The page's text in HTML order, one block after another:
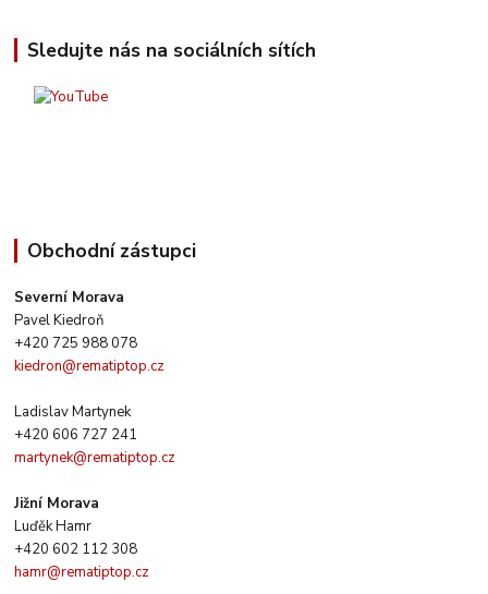
Sledujte nás na sociálních sítích
Obchodní zástupci
Severní Morava
Pavel Kiedroň
+420 725 988 078
kiedron@rematiptop.cz
Ladislav Martynek
+420 606 727 241
martynek@rematiptop.cz
Jižní Morava
Luďěk Hamr
+420 602 112 308
hamr@rematiptop.cz